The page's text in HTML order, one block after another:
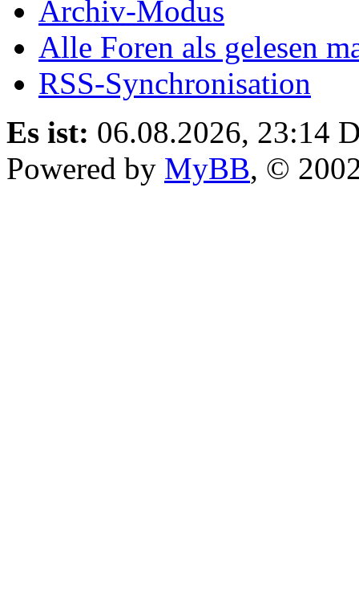
Archiv-Modus
Alle Foren als gelesen
RSS-Synchronisation
Es ist: 06.08.2026, 23:14
Powered by MyBB, ©